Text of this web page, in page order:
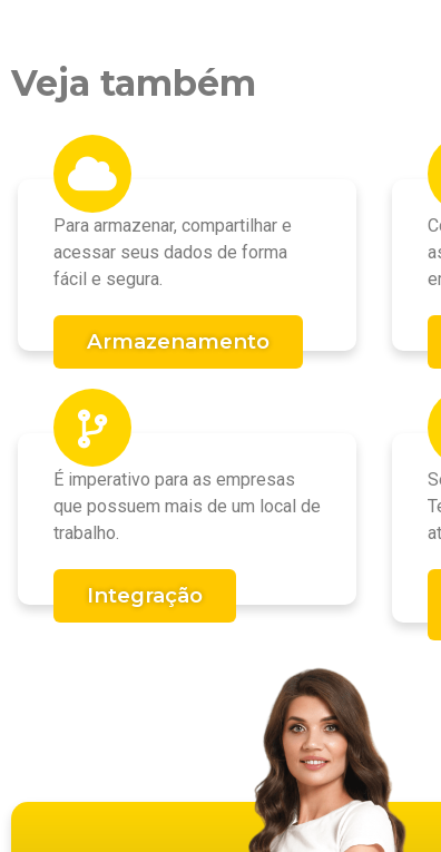
Veja também
Para armazenar, compartilhar e
acessar seus dados de forma
fácil e segura.
Armazenamento
É imperativo para as empresas
que possuem mais de um local de
trabalho.
Integração